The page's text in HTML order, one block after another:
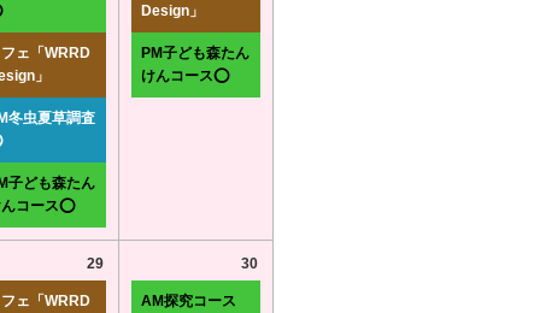
ェ「WRRD
」
冬虫夏草調査
子ども森たん
コース⭕
Design」
PM子ども森たん
けんコース⭕
29
ェ「WRRD
30
AM探究コース